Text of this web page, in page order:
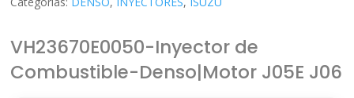
VH23670E0050-Inyector de
Combustible-Denso|Motor J05E J06